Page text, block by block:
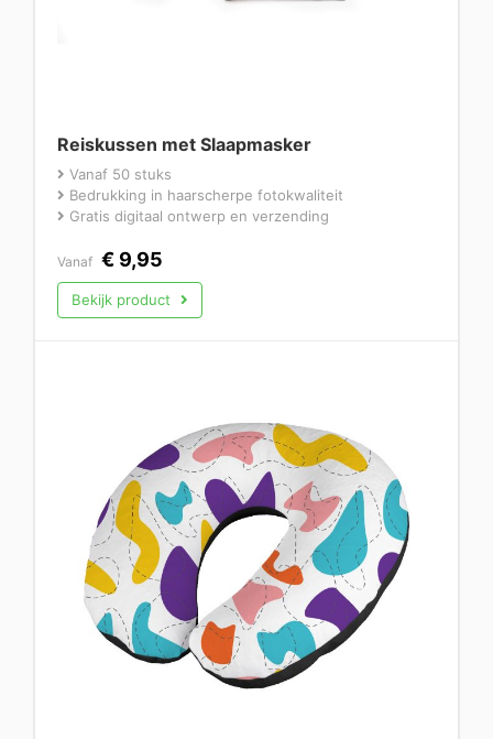
Reiskussen met Slaapmasker
Vanaf 50 stuks
Bedrukking in haarscherpe fotokwaliteit
Gratis digitaal ontwerp en verzending
Vanaf € 9,95
Bekijk product